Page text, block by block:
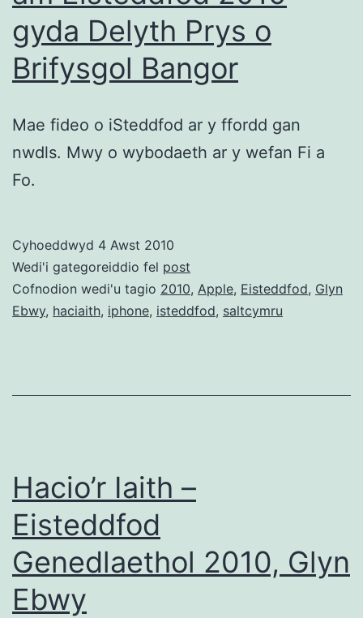
gyda Delyth Prys o
Brifysgol Bangor
Mae fideo o iSteddfod ar y ffordd gan
nwdls. Mwy o wybodaeth ar y wefan Fi a
Fo.
Cyhoeddwyd 4 Awst 2010
Wedi'i gategoreiddio fel post
Cofnodion wedi'u tagio 2010, Apple, Eisteddfod, Glyn
Ebwy, haciaith, iphone, isteddfod, saltcymru
Hacio’r Iaith –
Eisteddfod
Genedlaethol 2010, Glyn
Ebwy